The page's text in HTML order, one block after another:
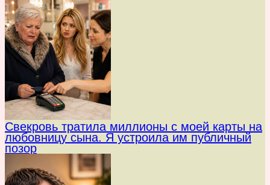
Свекровь тратила миллионы с моей карты на
любовницу сына. Я устроила им публичный
позор